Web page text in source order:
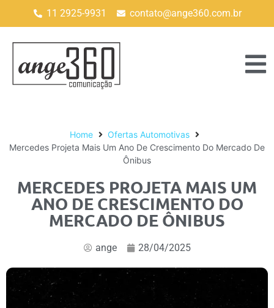
11 2925-9931 contato@ange360.com.br
Home
Ofertas Automotivas
Mercedes Projeta Mais Um Ano De Crescimento Do Mercado De
Ônibus
MERCEDES PROJETA MAIS UM
ANO DE CRESCIMENTO DO
MERCADO DE ÔNIBUS
ange 28/04/2025